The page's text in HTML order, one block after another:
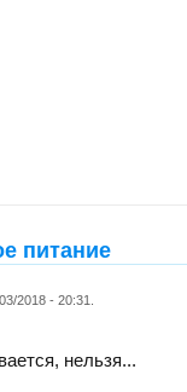
питание
2018 - 20:31
нельзя...